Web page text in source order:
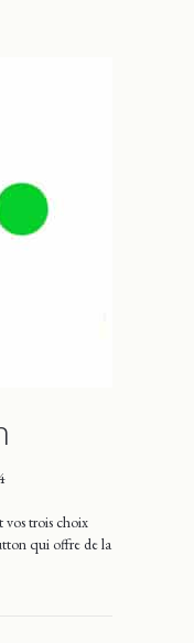
vos trois choix
qui offre de la